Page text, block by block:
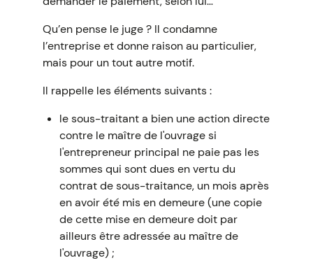
Qu’en pense le juge ? Il condamne
l’entreprise et donne raison au particulier,
mais pour un tout autre motif.
Il rappelle les éléments suivants :
le sous-traitant a bien une action directe
contre le maître de l'ouvrage si
l'entrepreneur principal ne paie pas les
sommes qui sont dues en vertu du
contrat de sous-traitance, un mois après
en avoir été mis en demeure (une copie
de cette mise en demeure doit par
ailleurs être adressée au maître de
l'ouvrage) ;